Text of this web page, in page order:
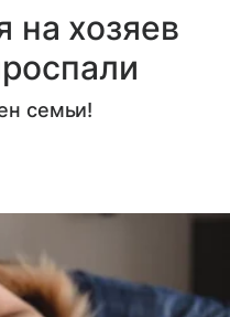
на хозяев
семьи!